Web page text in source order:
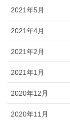
2021年5月
2021年4月
2021年2月
2021年1月
2020年12月
2020年11月